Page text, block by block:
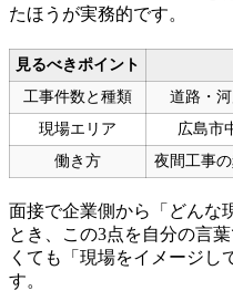
たほうが実務的です。
見るべきポイント
工事件数と種類
道路・
現場エリア
広島市
働き方
夜間工事
面接で企業側から「どんな
とき、この3点を自分の言
くても「現場をイメージし
す。